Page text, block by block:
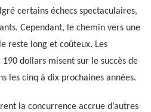
certains échecs spectaculaires,
Cependant, le chemin vers une
reste long et coûteux. Les
dollars misent sur le succès de
les cinq à dix prochaines années.
la concurrence accrue d’autres